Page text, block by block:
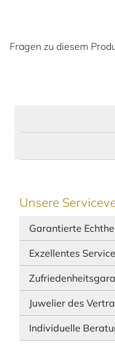
Fragen zu diesem
Unsere
Garantierte
Exzellentes
Juwelier des
Individuelle